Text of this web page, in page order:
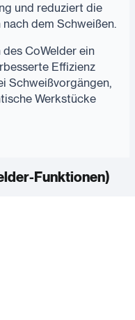
und reduziert die
dem Schweißen.
CoWelder ein
Effizienz
Schweißvorgängen,
Werkstücke
Funktionen)